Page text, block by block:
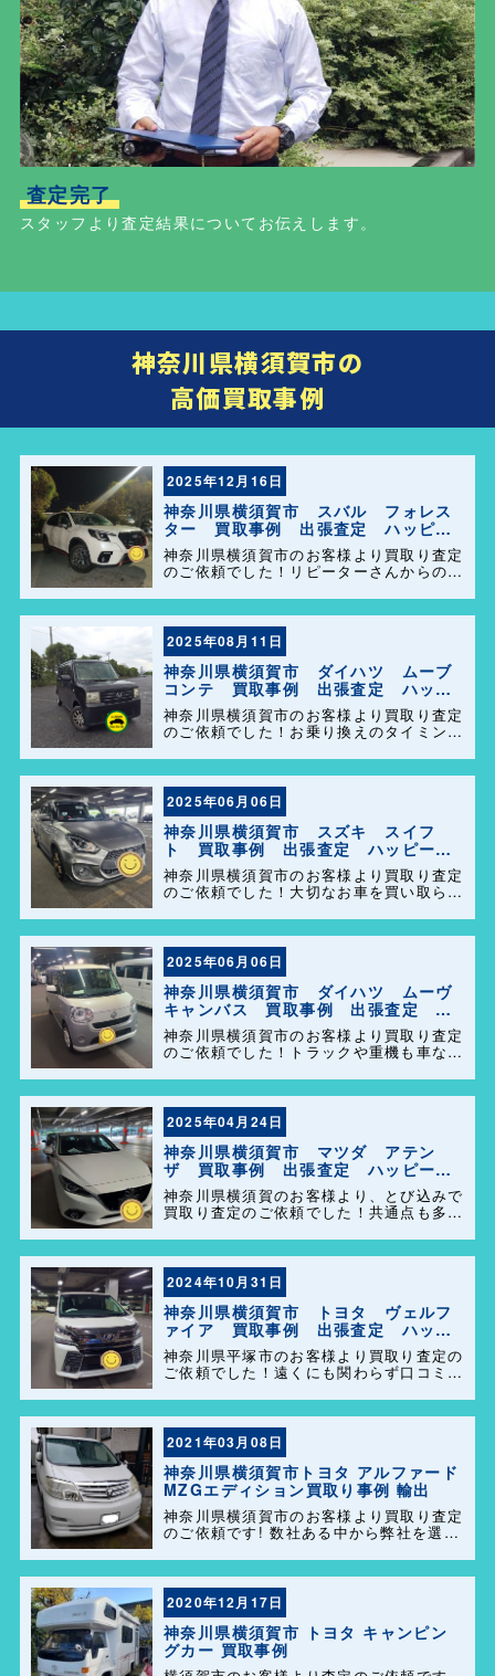
査定完了
スタッフより査定結果についてお伝えします。
神奈川県横須賀市の
高価買取事例
2025年12月16日
神奈川県横須賀市 スバル フォレス
ター 買取事例 出張査定 ハッピー
カーズ港南店！
神奈川県横須賀市のお客様より買取り査定
のご依頼でした！リピーターさんからのご
た！ 今後ともよろしくお願い致します😊
2025年08月11日
神奈川県横須賀市 ダイハツ ムーブ
コンテ 買取事例 出張査定 ハッピ
ーカーズ港南店！
神奈川県横須賀市のお客様より買取り査定
のご依頼でした！お乗り換えのタイミング
うございます。今後とも弊社の事をよろし
くお願いします＼(^o^)／
2025年06月06日
神奈川県横須賀市 スズキ スイフ
ト 買取事例 出張査定 ハッピーカ
ーズ港南店！
神奈川県横須賀市のお客様より買取り査定
のご依頼でした！大切なお車を買い取らせ
社の事をよろしくお願いします＼(^o^)／
2025年06月06日
神奈川県横須賀市 ダイハツ ムーヴ
キャンバス 買取事例 出張査定 ハ
ッピーカーズ港南店！
神奈川県横須賀市のお客様より買取り査定
のご依頼でした！トラックや重機も車なら
くお願い致します！
2025年04月24日
神奈川県横須賀市 マツダ アテン
ザ 買取事例 出張査定 ハッピーカ
ーズ港南店！
神奈川県横須賀のお客様より、とび込みで
買取り査定のご依頼でした！共通点も多く
とうございます＼(^o^)／ 今後ともどうぞ
よろしくお願い致します！
2024年10月31日
神奈川県横須賀市 トヨタ ヴェルフ
ァイア 買取事例 出張査定 ハッピ
ーカーズ港南店！
神奈川県平塚市のお客様より買取り査定の
ご依頼でした！遠くにも関わらず口コミを
す！困った事があれば気軽にご相談して下
さい(^o^)／
2021年03月08日
神奈川県横須賀市トヨタ アルファード
MZGエディション買取り事例 輸出
神奈川県横須賀市のお客様より買取り査定
のご依頼です! 数社ある中から弊社を選ん
発で決めてくださりました。 ずっと大切
に乗られてきたアルファード。大切に輸出
販売させていただきました […]
2020年12月17日
神奈川県横須賀市 トヨタ キャンピン
グカー 買取事例